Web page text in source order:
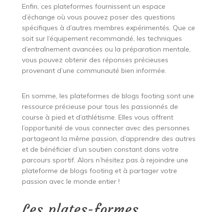
Enfin, ces plateformes fournissent un espace
d’échange où vous pouvez poser des questions
spécifiques à d’autres membres expérimentés. Que ce
soit sur l’équipement recommandé, les techniques
d’entraînement avancées ou la préparation mentale,
vous pouvez obtenir des réponses précieuses
provenant d’une communauté bien informée.
En somme, les plateformes de blogs footing sont une
ressource précieuse pour tous les passionnés de
course à pied et d’athlétisme. Elles vous offrent
l’opportunité de vous connecter avec des personnes
partageant la même passion, d’apprendre des autres
et de bénéficier d’un soutien constant dans votre
parcours sportif. Alors n’hésitez pas à rejoindre une
plateforme de blogs footing et à partager votre
passion avec le monde entier !